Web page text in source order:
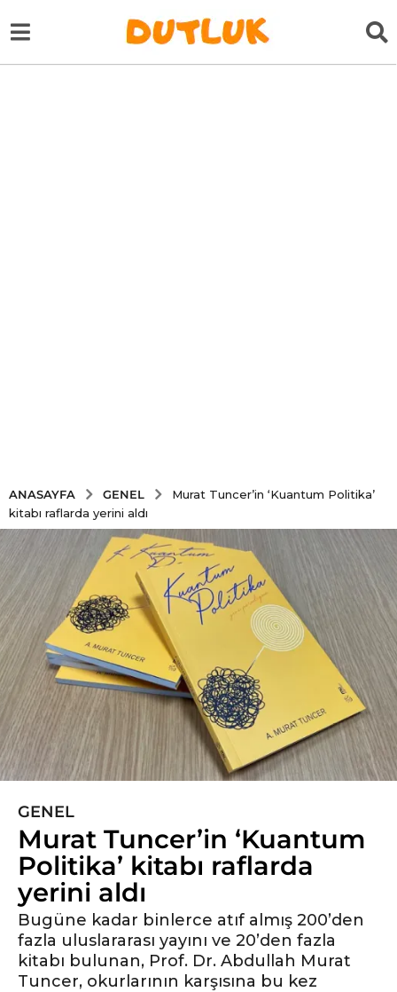
ANASAYFA GENEL
Murat Tuncer’in ‘Kuantum Politika’
kitabı raflarda yerini aldı
5
y
ı
l
ö
n
c
e
5
GENEL
Murat Tuncer’in ‘Kuantum
Politika’ kitabı raflarda
yerini aldı
Bugüne kadar binlerce atıf almış 200’den
fazla uluslararası yayını ve 20’den fazla
kitabı bulunan, Prof. Dr. Abdullah Murat
Tuncer, okurlarının karşısına bu kez